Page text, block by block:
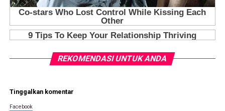
REKOMENDASI UNTUK ANDA
Tinggalkan komentar
Facebook